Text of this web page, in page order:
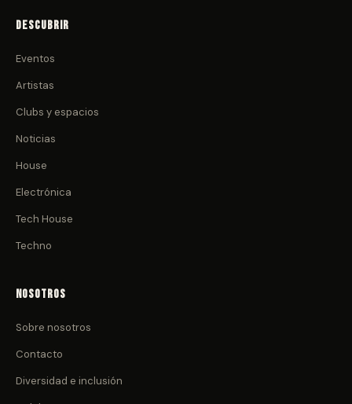
Descubrir
Eventos
Artistas
Clubs y espacios
Noticias
House
Electrónica
Tech House
Techno
Nosotros
Sobre nosotros
Contacto
Diversidad e inclusión